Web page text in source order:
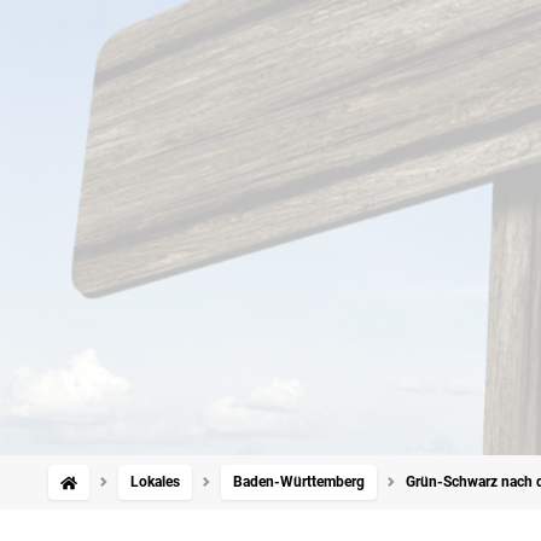
Lokales Baden-Württemberg Grün-Schwarz nach